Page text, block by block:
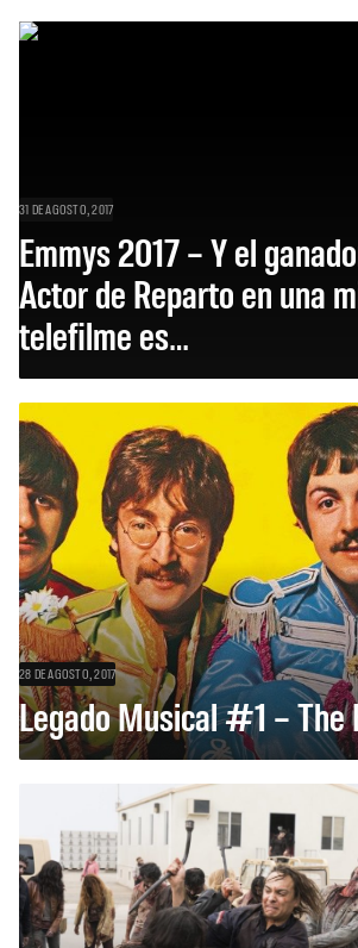
31 DE AGOSTO, 2017
Emmys 2017 – Y el
Actor de Reparto en una
telefilme es…
28 DE AGOSTO, 2017
Legado Musical #1 – The